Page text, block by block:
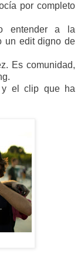
por completo
entender a la
un edit digno de
Es comunidad,
y el clip que ha